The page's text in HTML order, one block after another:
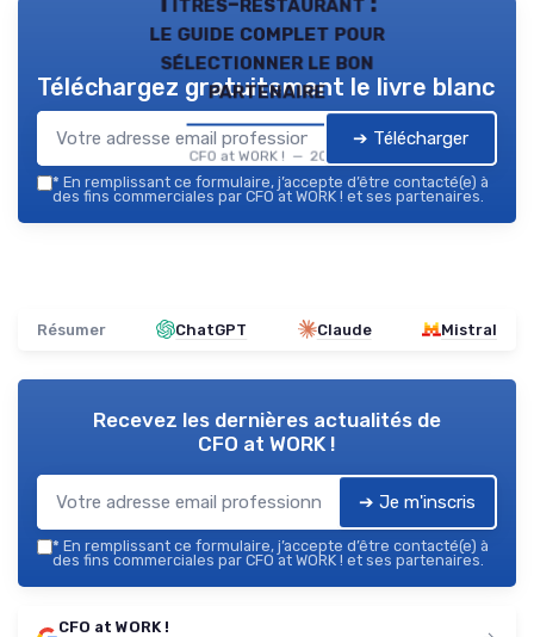
le guide complet pour
sélectionner le bon
partenaire
CFO at WORK ! — 2026
Téléchargez gratuitement le livre blanc
➔ Télécharger
* En remplissant ce formulaire, j’accepte d’être contacté(e) à
des fins commerciales par CFO at WORK ! et ses partenaires.
Résumer ChatGPT Claude Mistral
Recevez les dernières actualités de
CFO at WORK !
➔ Je m'inscris
* En remplissant ce formulaire, j’accepte d’être contacté(e) à
des fins commerciales par CFO at WORK ! et ses partenaires.
CFO at WORK !